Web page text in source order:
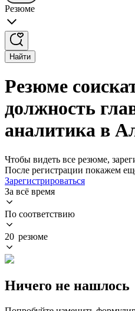
Резюме
Найти
Резюме
должность
аналитика в
Чтобы видеть все резюме,
После регистрации покажем
Зарегистрироваться
За всё время
По соответствию
20 резюме
Ничего не нашлось